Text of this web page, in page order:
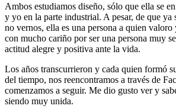
Ambos estudiamos diseño, sólo que ella se
y yo en la parte industrial. A pesar, de que ya
no vernos, ella es una persona a quien valoro
con mucho cariño por ser una persona muy
actitud alegre y positiva ante la vida.
Los años transcurrieron y cada quien formó
del tiempo, nos reencontramos a través de
comenzamos a seguir. Me dio gusto ver y
siendo muy unida.